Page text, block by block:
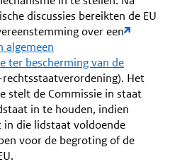
discussies bereikten de EU
over een
algemeen
ter bescherming van de
Het
stelt de Commissie in staat
in te houden, indien
die lidstaat voldoende
voor de begroting of de